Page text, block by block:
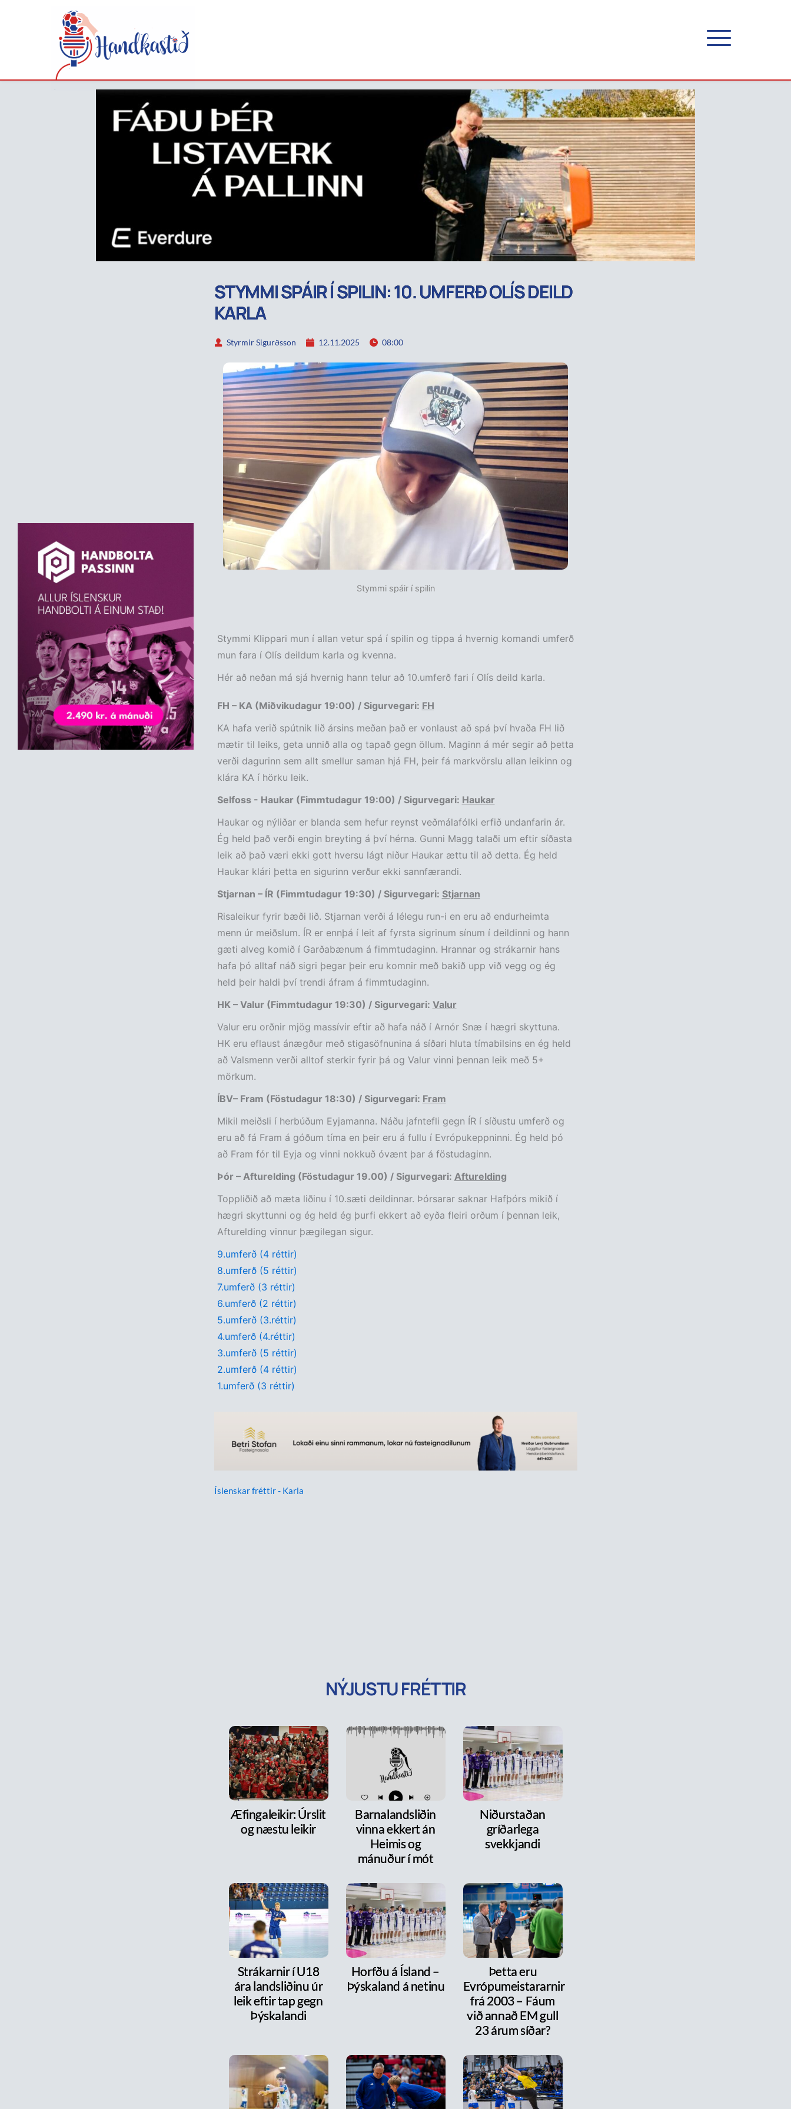
STYMMI SPÁIR Í SPILIN: 10. UMFERÐ OLÍS DEILD
KARLA
Styrmir Sigurðsson 12.11.2025 08:00
Stymmi spáir í spilin
Stymmi Klippari mun í allan vetur spá í spilin og tippa á hvernig komandi umferð
mun fara í Olís deildum karla og kvenna.
Hér að neðan má sjá hvernig hann telur að 10.umferð fari í Olís deild karla.
FH – KA (Miðvikudagur 19:00) / Sigurvegari: FH
KA hafa verið spútnik lið ársins meðan það er vonlaust að spá því hvaða FH lið
mætir til leiks, geta unnið alla og tapað gegn öllum. Maginn á mér segir að þetta
verði dagurinn sem allt smellur saman hjá FH, þeir fá markvörslu allan leikinn og
klára KA í hörku leik.
Selfoss - Haukar (Fimmtudagur 19:00) / Sigurvegari: Haukar
Haukar og nýliðar er blanda sem hefur reynst veðmálafólki erfið undanfarin ár.
Ég held það verði engin breyting á því hérna. Gunni Magg talaði um eftir síðasta
leik að það væri ekki gott hversu lágt niður Haukar ættu til að detta. Ég held
Haukar klári þetta en sigurinn verður ekki sannfærandi.
Stjarnan – ÍR (Fimmtudagur 19:30) / Sigurvegari: Stjarnan
Risaleikur fyrir bæði lið. Stjarnan verði á lélegu run-i en eru að endurheimta
menn úr meiðslum. ÍR er ennþá í leit af fyrsta sigrinum sínum í deildinni og hann
gæti alveg komið í Garðabænum á fimmtudaginn. Hrannar og strákarnir hans
hafa þó alltaf náð sigri þegar þeir eru komnir með bakið upp við vegg og ég
held þeir haldi því trendi áfram á fimmtudaginn.
HK – Valur (Fimmtudagur 19:30) / Sigurvegari: Valur
Valur eru orðnir mjög massívir eftir að hafa náð í Arnór Snæ í hægri skyttuna.
HK eru eflaust ánægður með stigasöfnunina á síðari hluta tímabilsins en ég held
að Valsmenn verði alltof sterkir fyrir þá og Valur vinni þennan leik með 5+
mörkum.
ÍBV– Fram (Föstudagur 18:30) / Sigurvegari: Fram
Mikil meiðsli í herbúðum Eyjamanna. Náðu jafntefli gegn ÍR í síðustu umferð og
eru að fá Fram á góðum tíma en þeir eru á fullu í Evrópukeppninni. Ég held þó
að Fram fór til Eyja og vinni nokkuð óvænt þar á föstudaginn.
Þór – Afturelding (Föstudagur 19.00) / Sigurvegari: Afturelding
Toppliðið að mæta liðinu í 10.sæti deildinnar. Þórsarar saknar Hafþórs mikið í
hægri skyttunni og ég held ég þurfi ekkert að eyða fleiri orðum í þennan leik,
Afturelding vinnur þægilegan sigur.
9.umferð (4 réttir)
8.umferð (5 réttir)
7.umferð (3 réttir)
6.umferð (2 réttir)
5.umferð (3.réttir)
4.umferð (4.réttir)
3.umferð (5 réttir)
2.umferð (4 réttir)
1.umferð (3 réttir)
Íslenskar fréttir - Karla
NÝJUSTU FRÉTTIR
Æfingaleikir: Úrslit
og næstu leikir
Barnalandsliðin
vinna ekkert án
Heimis og
mánuður í mót
Niðurstaðan
gríðarlega
svekkjandi
Strákarnir í U18
ára landsliðinu úr
leik eftir tap gegn
Þýskalandi
Horfðu á Ísland –
Þýskaland á netinu
Þetta eru
Evrópumeistararnir
frá 2003 – Fáum
við annað EM gull
23 árum síðar?